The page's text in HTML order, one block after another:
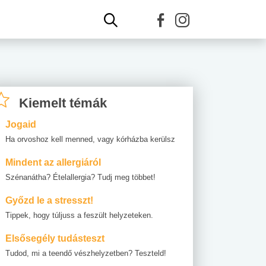
Kiemelt témák
Jogaid
Ha orvoshoz kell menned, vagy kórházba kerülsz
Mindent az allergiáról
Szénanátha? Ételallergia? Tudj meg többet!
Győzd le a stresszt!
Tippek, hogy túljuss a feszült helyzeteken.
Elsősegély tudásteszt
Tudod, mi a teendő vészhelyzetben? Teszteld!